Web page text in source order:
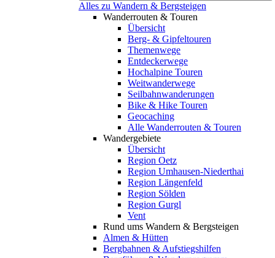
Alles zu Wandern & Bergsteigen
Wanderrouten & Touren
Übersicht
Berg- & Gipfeltouren
Themenwege
Entdeckerwege
Hochalpine Touren
Weitwanderwege
Seilbahnwanderungen
Bike & Hike Touren
Geocaching
Alle Wanderrouten & Touren
Wandergebiete
Übersicht
Region Oetz
Region Umhausen-Niederthai
Region Längenfeld
Region Sölden
Region Gurgl
Vent
Rund ums Wandern & Bergsteigen
Almen & Hütten
Bergbahnen & Aufstiegshilfen